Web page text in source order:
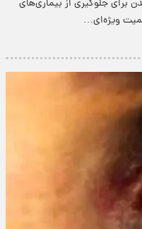
برای جلوگیری از بیماری‌های
ویژه‌ای…